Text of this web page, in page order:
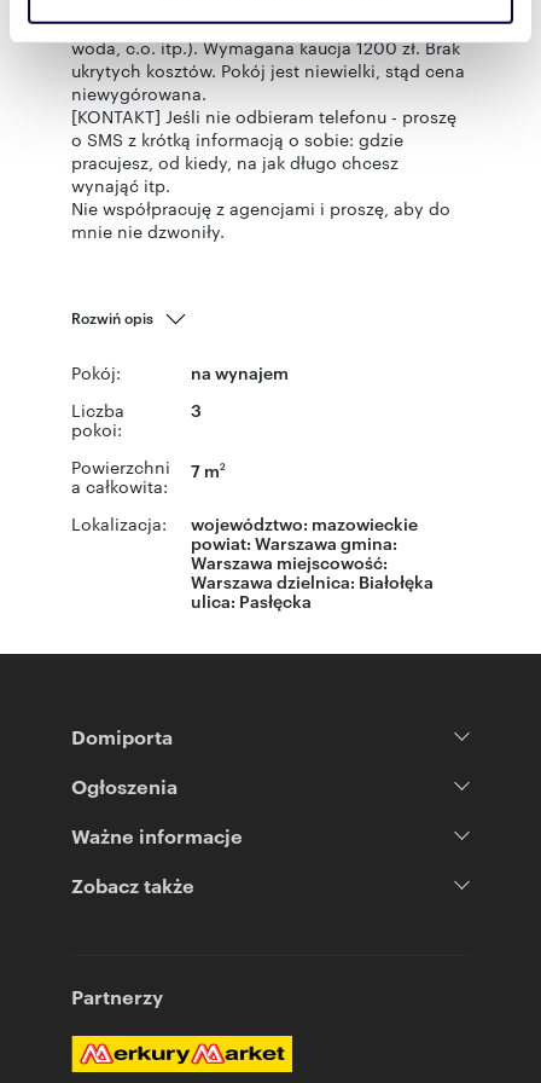
Partnerzy mogą połączyć te informacje z innymi danymi
otrzymanymi od Ciebie lub uzyskanymi podczas
korzystania z ich usług.
[OPŁATY] 800 zł + 300 zł opłaty (prąd, Internet,
woda, c.o. itp.). Wymagana kaucja 1200 zł. Brak
ukrytych kosztów. Pokój jest niewielki, stąd cena
niewygórowana.
[KONTAKT] Jeśli nie odbieram telefonu - proszę
o SMS z krótką informacją o sobie: gdzie
pracujesz, od kiedy, na jak długo chcesz
wynająć itp.
Nie współpracuję z agencjami i proszę, aby do
mnie nie dzwoniły.
Rozwiń opis
Pokój: na wynajem
Liczba
pokoi:
3
Powierzchni
a całkowita:
7 m2
Lokalizacja: województwo: mazowieckie
powiat: Warszawa gmina:
Warszawa miejscowość:
Warszawa dzielnica: Białołęka
ulica: Pasłęcka
Domiporta
Ogłoszenia
Ważne informacje
Zobacz także
Partnerzy